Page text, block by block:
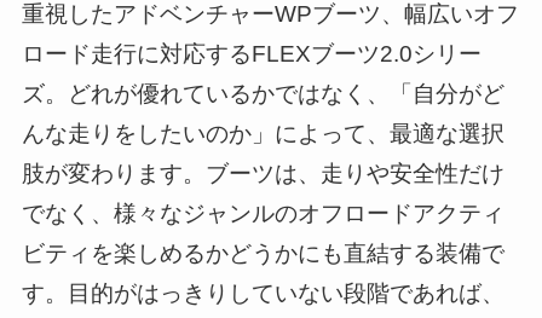
重視したアドベンチャーWPブーツ、幅広いオフ
ロード走行に対応するFLEXブーツ2.0シリー
ズ。どれが優れているかではなく、「自分がど
んな走りをしたいのか」によって、最適な選択
肢が変わります。ブーツは、走りや安全性だけ
でなく、様々なジャンルのオフロードアクティ
ビティを楽しめるかどうかにも直結する装備で
す。目的がはっきりしていない段階であれば、